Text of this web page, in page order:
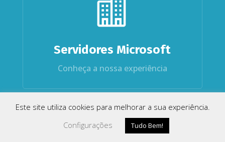

Servidores Microsoft
Conheça a nossa experiência
Whatsapp
Este site utiliza cookies para melhorar a sua experiência.
Configurações
Tudo Bem!